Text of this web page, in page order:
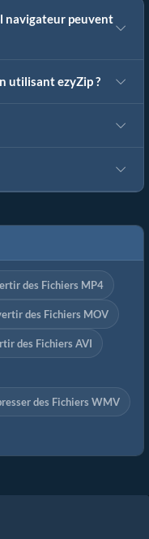
navigateur peuvent
utilisant ezyZip ?
des Fichiers MP4
des Fichiers MOV
des Fichiers AVI
des Fichiers WMV